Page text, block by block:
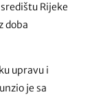
Rijeke
doba
upravu i
je sa